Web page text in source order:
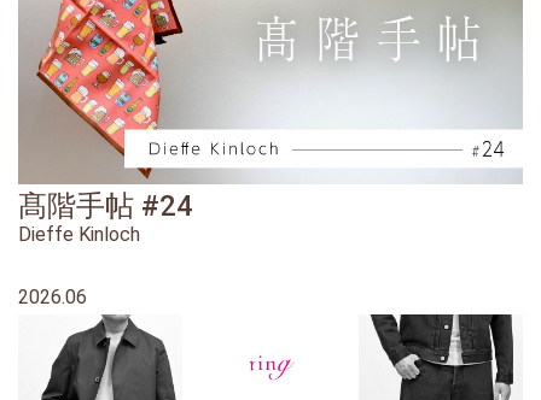
髙階手帖 #24
Dieffe Kinloch
2026.06